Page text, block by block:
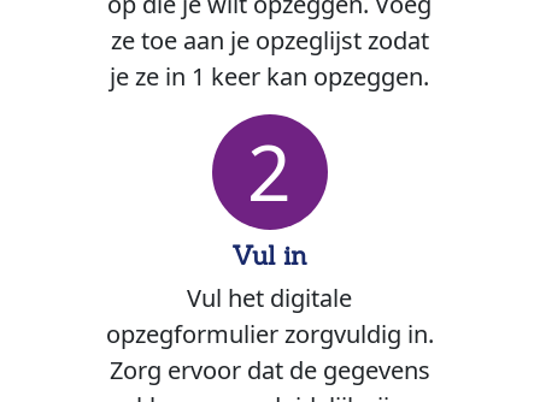
ze toe aan je opzeglijst zodat
je ze in 1 keer kan opzeggen.
2
Vul in
Vul het digitale
opzegformulier zorgvuldig in.
Zorg ervoor dat de gegevens